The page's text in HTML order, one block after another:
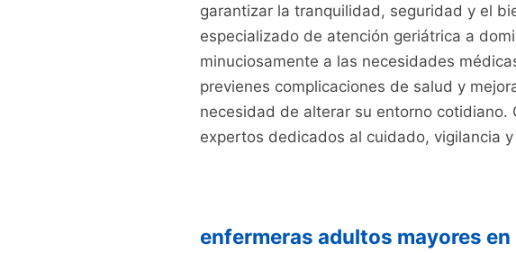
garantizar la tranquilidad, seguridad y el
especializado de atención geriátrica a
minuciosamente a las necesidades
previenes complicaciones de salud y
necesidad de alterar su entorno
expertos dedicados al cuidado, vigilancia
enfermeras adultos mayores